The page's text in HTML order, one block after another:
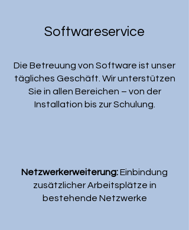
Softwareservice
Die Betreuung von Software ist unser
tägliches Geschäft. Wir unterstützen
Sie in allen Bereichen – von der
Installation bis zur Schulung.
Netzwerkerweiterung:Einbindung
zusätzlicher Arbeitsplätze in
bestehende Netzwerke